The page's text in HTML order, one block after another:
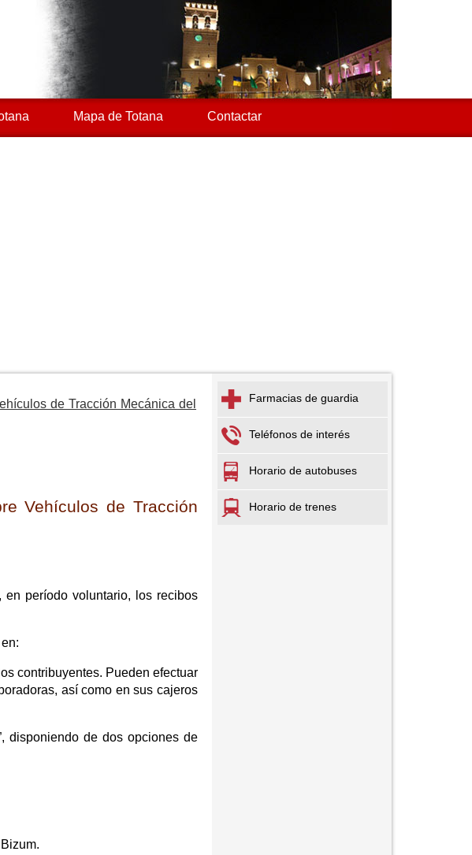
Mapa de Totana Contactar
de Tracción Mecánica del
Vehículos de Tracción
período voluntario, los recibos
contribuyentes. Pueden efectuar
así como en sus cajeros
disponiendo de dos opciones de
Farmacias de guardia
Teléfonos de interés
Horario de autobuses
Horario de trenes